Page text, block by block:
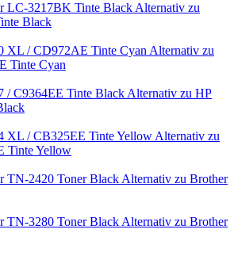
Alternativ zu
Black
Alternativ zu
Tinte Cyan
Alternativ zu HP
Alternativ zu
Tinte Yellow
Alternativ zu Brother
Alternativ zu Brother